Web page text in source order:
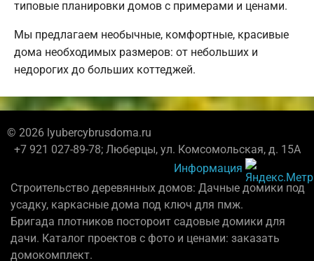
типовые планировки домов с примерами и ценами.
Мы предлагаем необычные, комфортные, красивые
дома необходимых размеров: от небольших и
недорогих до больших коттеджей.
© 2026 lyubercybrusdoma.ru
+7 921 027-89-78; Люберцы, ул. Комсомольская, д. 15А
Информация
Строительство деревянных домов: Дачные домики под
усадку, каркасные дома под ключ для пмж.
Бригада плотников постороит садовые домики для
дачи. Каталог проектов с фото и ценами: заказать
домокомплект.